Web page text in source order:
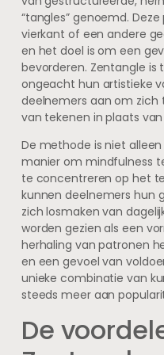
“tangles” genoemd.
vierkant of een andere
en het doel is om een
bevorderen. Zentangle is
ongeacht hun artistieke
deelnemers aan om
van tekenen in plaats
De methode is niet
manier om mindfulness
te concentreren op het
kunnen deelnemers hun
zich losmaken van
worden gezien als een
herhaling van patronen
en een gevoel van
unieke combinatie van
steeds meer aan
De